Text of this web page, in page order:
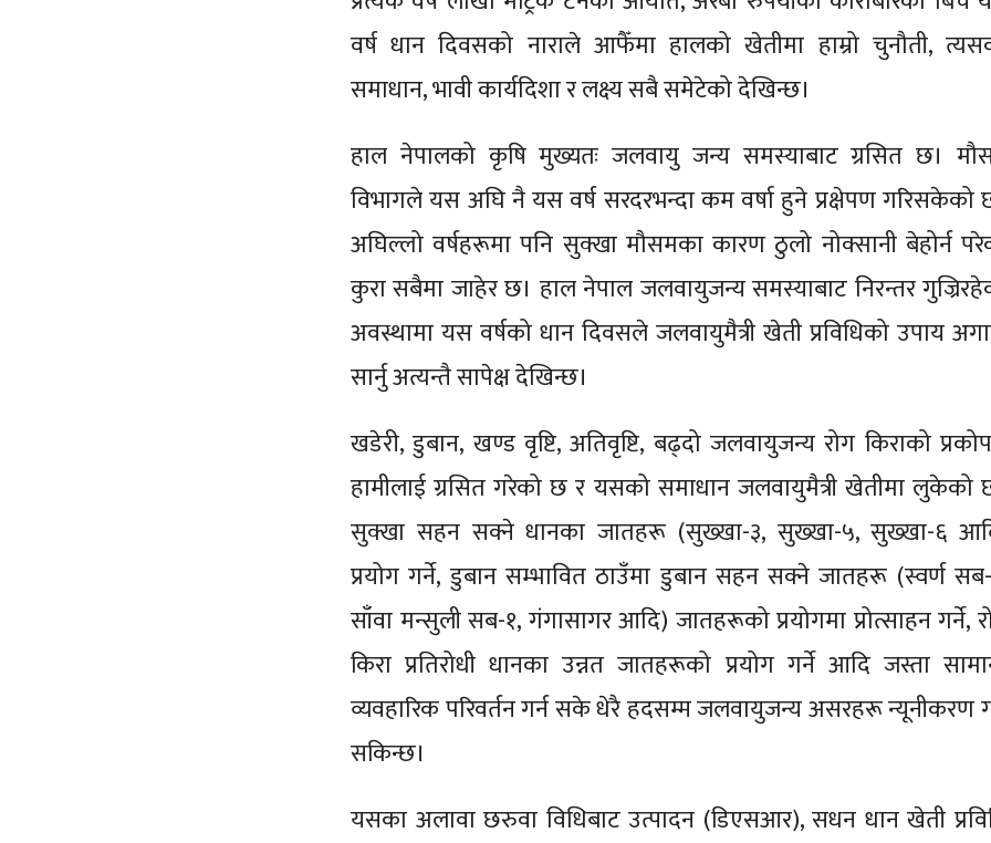
वर्ष धान दिवसको नाराले आफैँमा हालको खेतीमा हाम्रो चुनौती,
समाधान, भावी कार्यदिशा र लक्ष्य सबै समेटेको देखिन्छ।
हाल नेपालको कृषि मुख्यतः जलवायु जन्य समस्याबाट ग्रसित छ।
विभागले यस अघि नै यस वर्ष सरदरभन्दा कम वर्षा हुने प्रक्षेपण गरिसकेको
अघिल्लो वर्षहरूमा पनि सुक्खा मौसमका कारण ठुलो नोक्सानी बेहोर्न
कुरा सबैमा जाहेर छ। हाल नेपाल जलवायुजन्य समस्याबाट निरन्तर
अवस्थामा यस वर्षको धान दिवसले जलवायुमैत्री खेती प्रविधिको उपाय
सार्नु अत्यन्तै सापेक्ष देखिन्छ।
खडेरी, डुबान, खण्ड वृष्टि, अतिवृष्टि, बढ्दो जलवायुजन्य रोग किराको
हामीलाई ग्रसित गरेको छ र यसको समाधान जलवायुमैत्री खेतीमा लुकेको
सुक्खा सहन सक्ने धानका जातहरू (सुख्खा-३, सुख्खा-५, सुख्खा-६
प्रयोग गर्ने, डुबान सम्भावित ठाउँमा डुबान सहन सक्ने जातहरू (स्वर्ण
साँवा मन्सुली सब-१, गंगासागर आदि) जातहरूको प्रयोगमा प्रोत्साहन गर्ने,
किरा प्रतिरोधी धानका उन्नत जातहरूको प्रयोग गर्ने आदि जस्ता
व्यवहारिक परिवर्तन गर्न सके धेरै हदसम्म जलवायुजन्य असरहरू न्यूनीकरण
सकिन्छ।
यसका अलावा छरुवा विधिबाट उत्पादन (डिएसआर), सधन धान खेती